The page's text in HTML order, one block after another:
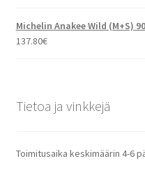
Michelin Anakee Wild (M+S)
137.80€
Tietoa ja vinkkejä
Toimitusaika keskimäärin 4-6